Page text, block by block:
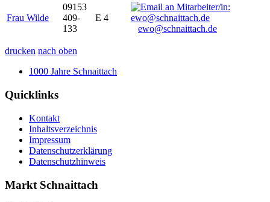
Frau Wilde
09153
409-
133
E 4
ewo@schnaittach.de
drucken nach oben
1000 Jahre Schnaittach
Quicklinks
Kontakt
Inhaltsverzeichnis
Impressum
Datenschutzerklärung
Datenschutzhinweis
Markt Schnaittach